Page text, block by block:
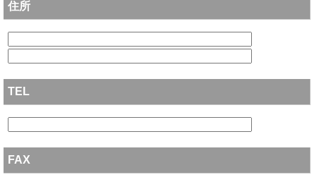
住所
TEL
FAX